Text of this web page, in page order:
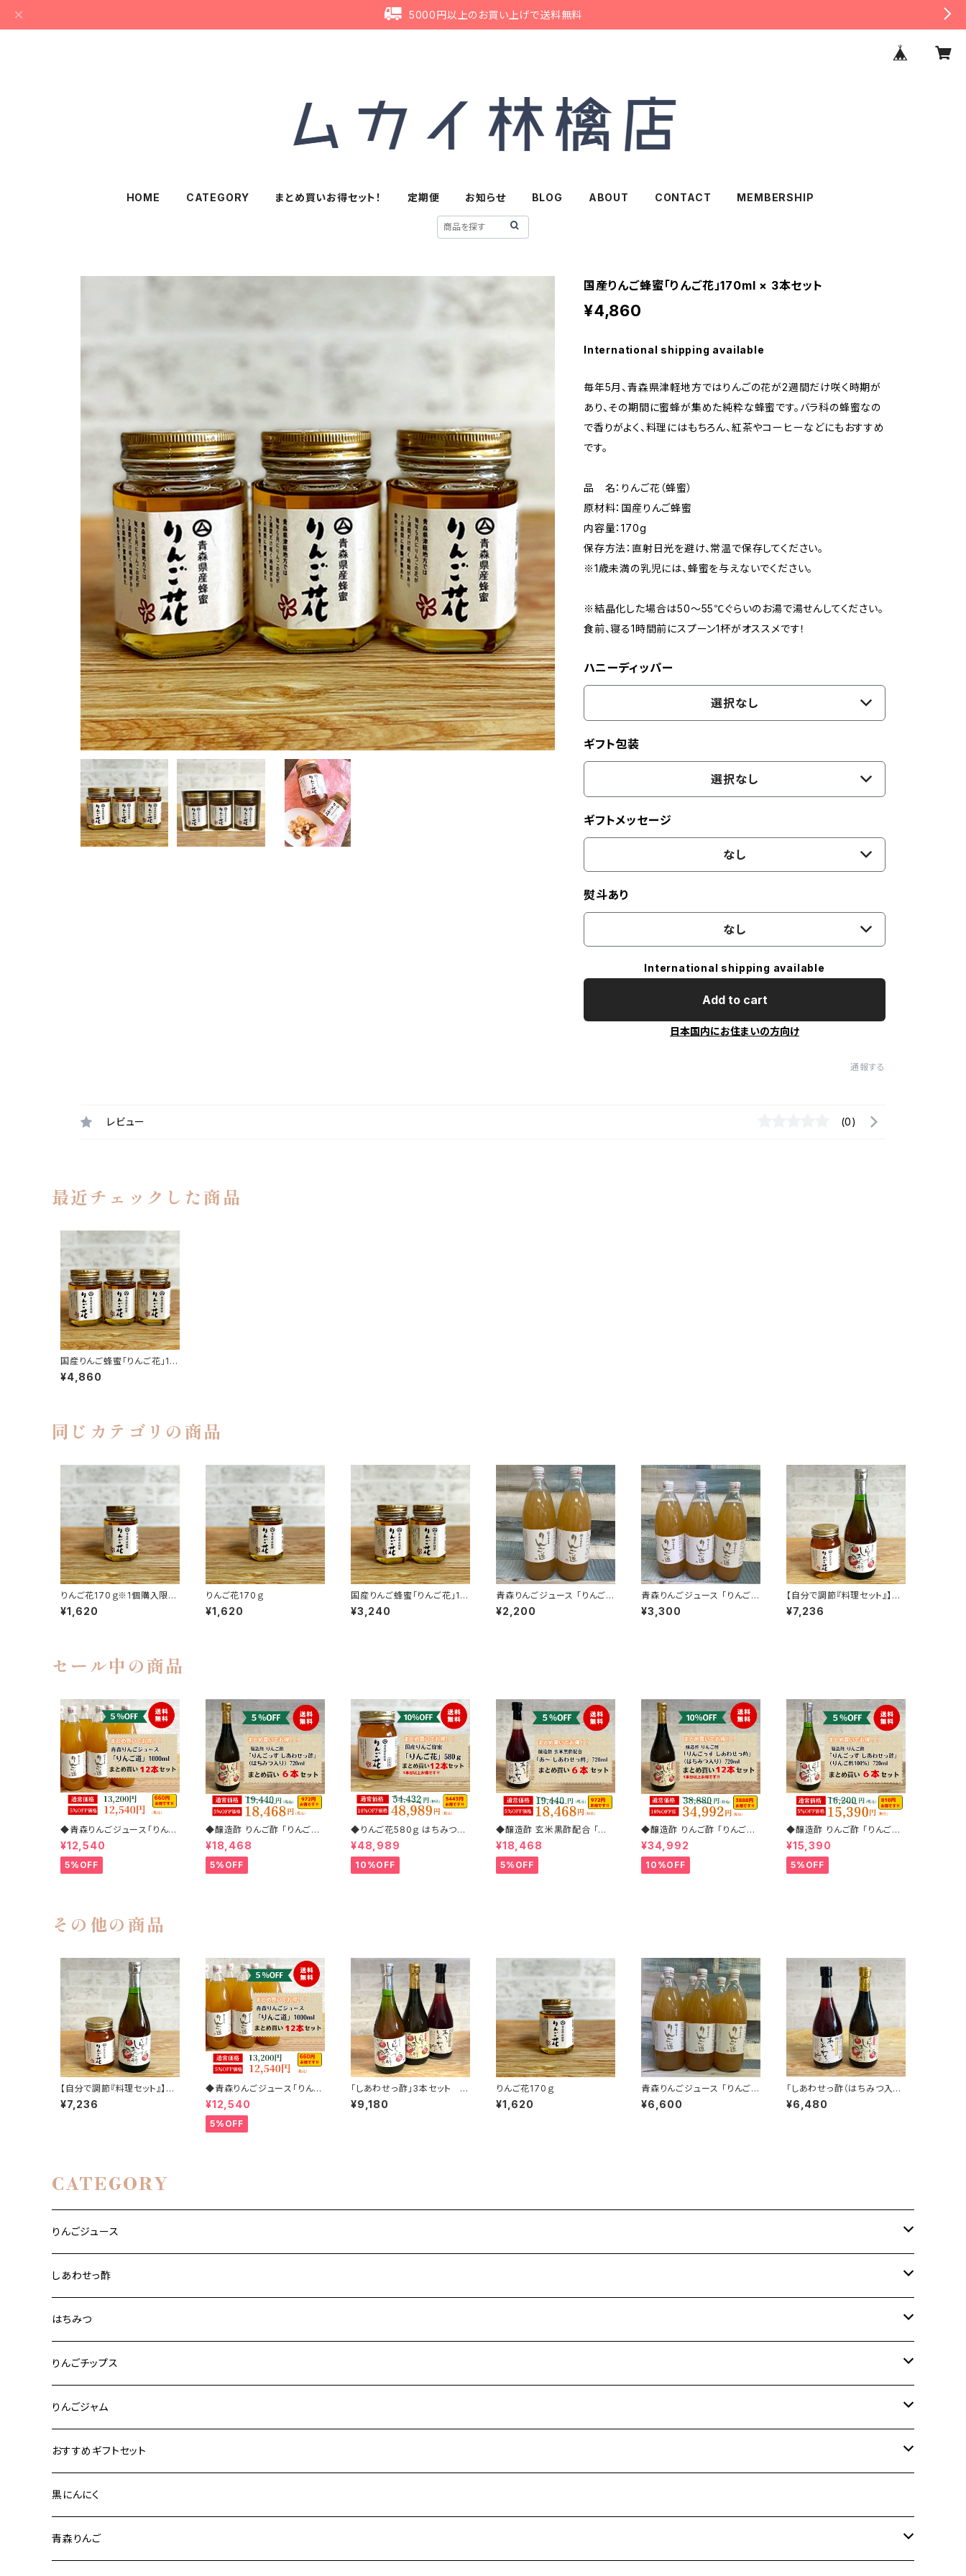
5000円以上のお買い上げで送料無料
HOME CATEGORY まとめ買いお得セット！ 定期便 お知らせ BLOG ABOUT CONTACT MEMBERSHIP
国産りんご蜂蜜「りんご花」170ml × 3本セット
¥4,860
International shipping available
毎年5月、青森県津軽地方ではりんごの花が2週間だけ咲く時期が
あり、その期間に蜜蜂が集めた純粋な蜂蜜です。バラ科の蜂蜜なの
で香りがよく、料理にはもちろん、紅茶やコーヒーなどにもおすすめ
です。
品 名：りんご花（蜂蜜）
原材料：国産りんご蜂蜜
内容量：170g
保存方法：直射日光を避け、常温で保存してください。
※1歳未満の乳児には、蜂蜜を与えないでください。
※結晶化した場合は50～55℃ぐらいのお湯で湯せんしてください。
食前、寝る1時間前にスプーン1杯がオススメです！
ハニーディッパー
選択なし
ギフト包装
選択なし
ギフトメッセージ
なし
熨斗あり
なし
International shipping available
Add to cart
日本国内にお住まいの方向け
通報する
レビュー (0)
最近チェックした商品
国産りんご蜂蜜「りんご花」17
0ml × 3本セット
¥4,860
同じカテゴリの商品
りんご花170ｇ※1個購入限定
レターパック(送料520円)
¥1,620
りんご花170ｇ
¥1,620
国産りんご蜂蜜「りんご花」17
0ml × 2本セット
¥3,240
青森りんごジュース 「りんご
道」1000ml×2本セット
¥2,200
青森りんごジュース 「りんご
道」1000ml×3本セット
¥3,300
【自分で調節『料理セット』】
「しあわせっ酢（りんご酢10
0%）720ml+りんご花(580
¥7,236
セール中の商品
◆青森りんごジュース「りんご
道」1000ml 12本まとめ買い
セット(5%off)
¥12,540
5%OFF
◆醸造酢 りんご酢 「りんごっ
す しあわせっ酢」（はちみつ入
り） 720ml 6本まとめ買いセ
ット(5%off)
¥18,468
5%OFF
◆りんご花580ｇ はちみつ
大 12本まとめ買いセット(1
0%off)
¥48,989
10%OFF
◆醸造酢 玄米黒酢配合 「あ
～ しあわせっ酢」 720ml 6
本まとめ買いセット(5%off)
¥18,468
5%OFF
◆醸造酢 りんご酢 「りんごっ
す しあわせっ酢」（はちみつ入
り） 720ml 12本まとめ買いセ
ット(10%off)
¥34,992
10%OFF
◆醸造酢 りんご酢 「りんごっ
す しあわせっ酢」（りんご酢1
00%） 720ml 6本まとめ買
いセット(5%off)
¥15,390
5%OFF
その他の商品
【自分で調節『料理セット』】
「しあわせっ酢（りんご酢10
0%）720ml+りんご花(580
¥7,236
◆青森りんごジュース「りんご
道」1000ml 12本まとめ買い
セット(5%off)
¥12,540
5%OFF
「しあわせっ酢」3本セット 7
20ml×3本
¥9,180
りんご花170ｇ
¥1,620
青森りんごジュース 「りんご
道」1000ml×6本セット
¥6,600
「しあわせっ酢（はちみつ入り
＋玄米黒酢）」 720ml×2本
¥6,480
CATEGORY
りんごジュース
りんご道 1000ml 2本セット
りんご道 1000ml 3本セット
りんご道 1000ml 6本セット
りんご道 1000ml 12本セット
しあわせっ酢
りんごっす しあわせっ酢」（はちみつ入り）
「りんごっす しあわせっ酢」（りんご酢100%） 720ml
玄米黒酢配合 「あ〜 しあわせっ酢」 720ml
はちみつ
はちみつ 580g
はちみつ 170g
はちみつ 45g
りんごチップス
りんごりんご 50g
りんごりんご 50g×5個セット
りんごジャム
あきないりんご 2個セット
あきないりんご＋りんご花 170g セット
おすすめギフトセット
3000円前後
5000円前後
黒にんにく
青森りんご